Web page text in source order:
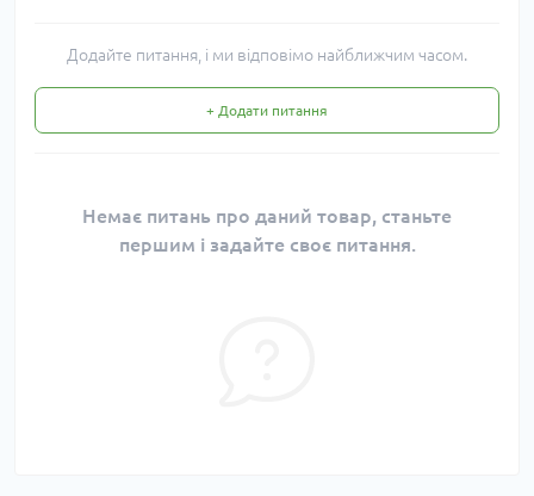
Додайте питання, і ми відповімо найближчим часом.
+ Додати питання
Немає питань про даний товар, станьте
першим і задайте своє питання.